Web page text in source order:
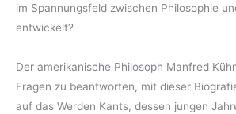
im Spannungsfeld zwischen Philosophie
entwickelt?
Der amerikanische Philosoph Manfred
Fragen zu beantworten, mit dieser
auf das Werden Kants, dessen jungen